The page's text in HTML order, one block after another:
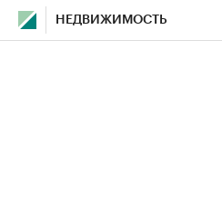
НЕДВИЖИМОСТЬ